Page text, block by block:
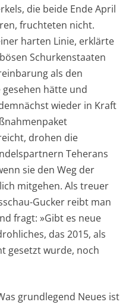
die beide Ende April
fruchteten nicht.
harten Linie, erklärte
Schurkenstaaten
als den
hätte und
wieder in Kraft
drohen die
Teherans
sie den Weg der
mitgehen. Als treuer
Gucker reibt man
fragt: »Gibt es neue
das 2015, als
gesetzt wurde, noch
grundlegend Neues ist